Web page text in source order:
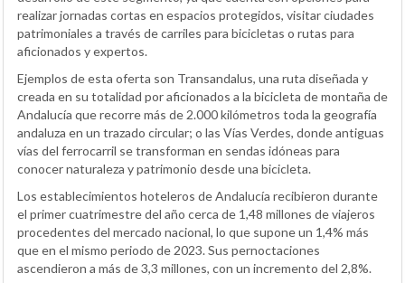
realizar jornadas cortas en espacios protegidos, visitar ciudades
patrimoniales a través de carriles para bicicletas o rutas para
aficionados y expertos.
Ejemplos de esta oferta son Transandalus, una ruta diseñada y
creada en su totalidad por aficionados a la bicicleta de montaña de
Andalucía que recorre más de 2.000 kilómetros toda la geografía
andaluza en un trazado circular; o las Vías Verdes, donde antiguas
vías del ferrocarril se transforman en sendas idóneas para
conocer naturaleza y patrimonio desde una bicicleta.
Los establecimientos hoteleros de Andalucía recibieron durante
el primer cuatrimestre del año cerca de 1,48 millones de viajeros
procedentes del mercado nacional, lo que supone un 1,4% más
que en el mismo periodo de 2023. Sus pernoctaciones
ascendieron a más de 3,3 millones, con un incremento del 2,8%.